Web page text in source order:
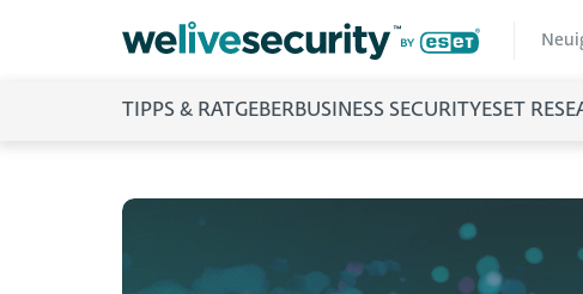
TIPPS & RATGEBERBUSINESS SECURITY ESET